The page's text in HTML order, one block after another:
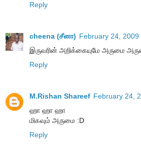
Reply
cheena (சீனா) February 24, 2009
இருவரின் அறிக்கையுமே அருமை
Reply
M.Rishan Shareef February 24,
ஹா ஹா ஹா
மிகவும் அருமை :D
Reply